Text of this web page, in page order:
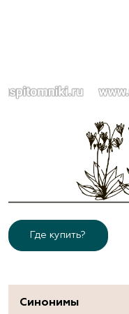
Где купить?
Синонимы